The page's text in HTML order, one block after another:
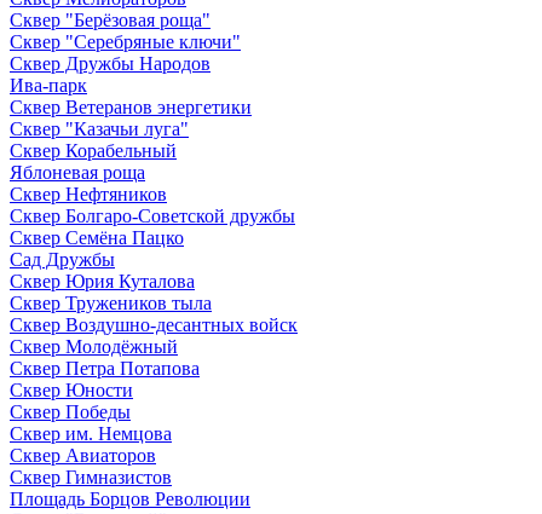
Сквер "Берёзовая роща"
Сквер "Серебряные ключи"
Сквер Дружбы Народов
Ива-парк
Сквер Ветеранов энергетики
Сквер "Казачьи луга"
Сквер Корабельный
Яблоневая роща
Сквер Нефтяников
Сквер Болгаро-Советской дружбы
Сквер Семёна Пацко
Сад Дружбы
Сквер Юрия Куталова
Сквер Тружеников тыла
Сквер Воздушно-десантных войск
Сквер Молодёжный
Сквер Петра Потапова
Сквер Юности
Сквер Победы
Сквер им. Немцова
Сквер Авиаторов
Сквер Гимназистов
Площадь Борцов Революции